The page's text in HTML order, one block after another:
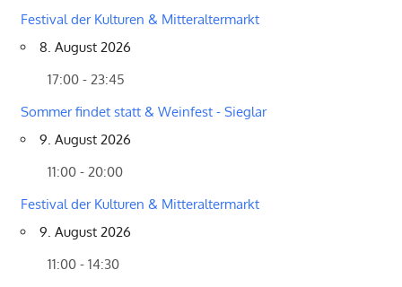
Festival der Kulturen & Mitteraltermarkt
8. August 2026
17:00 - 23:45
Sommer findet statt & Weinfest - Sieglar
9. August 2026
11:00 - 20:00
Festival der Kulturen & Mitteraltermarkt
9. August 2026
11:00 - 14:30